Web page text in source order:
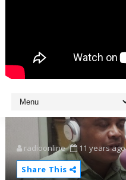
radioonline
11 years ago
Share This